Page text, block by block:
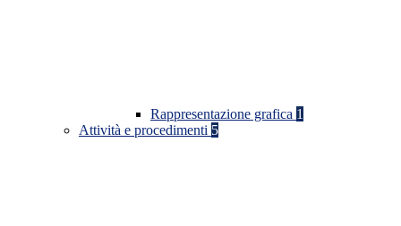
Rappresentazione grafica 1
Attività e procedimenti 5